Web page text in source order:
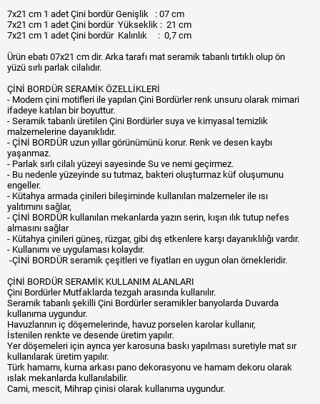
7x21 cm 1 adet Çini bordür Genişlik : 07 cm
7x21 cm 1 adet Çini bordür Yükseklik : 21 cm
7x21 cm 1 adet Çini bordür Kalınlık : 0,7 cm
Ürün ebatı 07x21 cm dir. Arka tarafı mat seramik tabanlı tırtıklı olup ön
yüzü sırlı parlak cilalıdır.
ÇİNİ BORDÜR SERAMİK ÖZELLİKLERİ
- Modern çini motifleri ile yapılan Çini Bordürler renk unsuru olarak mimari
ifadeye katılan bir boyuttur.
- Seramik tabanlı üretilen Çini Bordürler suya ve kimyasal temizlik
malzemelerine dayanıklıdır.
- ÇİNİ BORDÜR uzun yıllar görünümünü korur. Renk ve desen kaybı
yaşanmaz.
- Parlak sırlı cilalı yüzeyi sayesinde Su ve nemi geçirmez.
- Bu nedenle yüzeyinde su tutmaz, bakteri oluşturmaz küf oluşumunu
engeller.
- Kütahya armada çinileri bileşiminde kullanılan malzemeler ile ısı
yalıtımını sağlar,
- ÇİNİ BORDÜR kullanılan mekanlarda yazın serin, kışın ılık tutup nefes
almasını sağlar
- Kütahya çinileri güneş, rüzgar, gibi dış etkenlere karşı dayanıklılığı vardır.
- Kullanımı ve uygulaması kolaydır.
-ÇİNİ BORDÜR seramik çeşitleri ve fiyatları en uygun olan örnekleridir.
ÇİNİ BORDÜR SERAMİK KULLANIM ALANLARI
Çini Bordürler Mutfaklarda tezgah arasında kullanılır.
Seramik tabanlı şekilli Çini Bordürler seramikler banyolarda Duvarda
kullanıma uygundur.
Havuzlarının iç döşemelerinde, havuz porselen karolar kullanır,
İstenilen renkte ve desende üretim yapılır.
Yer döşemeleri için ayrıca yer karosuna baskı yapılması suretiyle mat sır
kullanılarak üretim yapılır.
Türk hamamı, kurna arkası pano dekorasyonu ve hamam dekoru olarak
ıslak mekanlarda kullanılabilir.
Cami, mescit, Mihrap çinisi olarak kullanıma uygundur.